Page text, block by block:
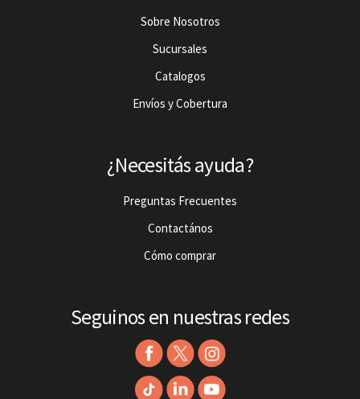
Sobre Nosotros
Sucursales
Catalogos
Envíos y Cobertura
¿Necesitás ayuda?
Preguntas Frecuentes
Contactános
Cómo comprar
Seguinos en nuestras redes